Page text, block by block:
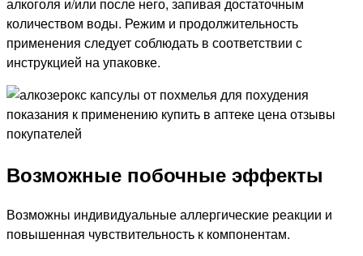
алкоголя и/или после него, запивая достаточным
количеством воды. Режим и продолжительность
применения следует соблюдать в соответствии с
инструкцией на упаковке.
Возможные побочные эффекты
Возможны индивидуальные аллергические реакции и
повышенная чувствительность к компонентам.